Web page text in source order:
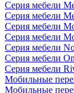
Серия мебели
Серия мебели
Серия мебели
Серия мебели
Серия мебели
Серия мебели
Серия мебели
Мобильные
Мобильные